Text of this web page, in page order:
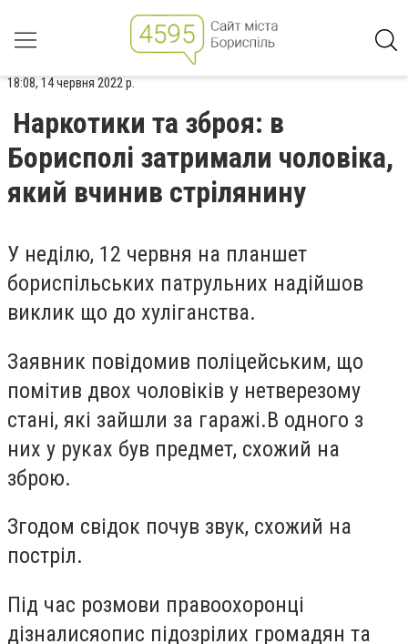
18:08, 14 червня 2022 р.
Наркотики та зброя: в
Борисполі затримали чоловіка,
який вчинив стрілянину
У неділю, 12 червня на планшет
бориспільських патрульних надійшов
виклик що до хуліганства.
Заявник повідомив поліцейським, що
помітив двох чоловіків у нетверезому
стані, які зайшли за гаражі.В одного з
них у руках був предмет, схожий на
зброю.
Згодом свідок почув звук, схожий на
постріл.
Під час розмови правоохоронці
дізналисяопис підозрілих громадян та